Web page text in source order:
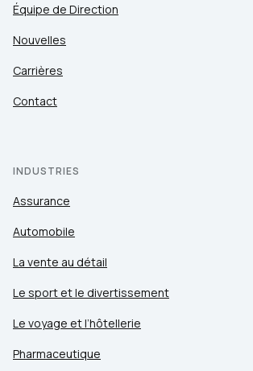
Équipe de Direction
Nouvelles
Carrières
Contact
INDUSTRIES
Assurance
Automobile
La vente au détail
Le sport et le divertissement
Le voyage et l’hôtellerie
Pharmaceutique